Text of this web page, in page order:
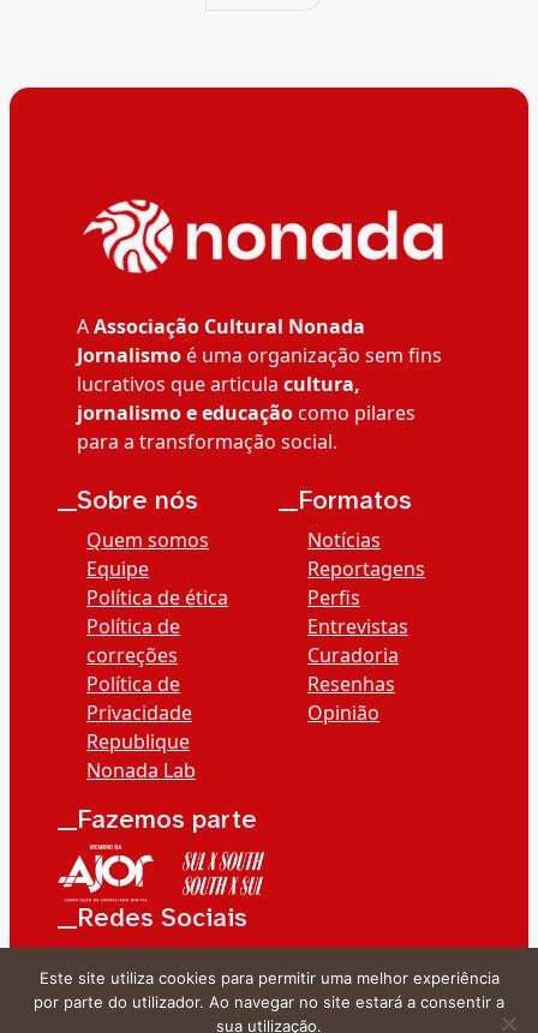
AAssociação Cultural Nonada
Jornalismoé uma organização sem fins
lucrativos que articula cultura,
jornalismo e educaçãocomo pilares
para a transformação social.
__Sobre nós
Quem somos
Equipe
Política de ética
Política de
correções
Política de
Privacidade
Republique
Nonada Lab
__Formatos
Notícias
Reportagens
Perfis
Entrevistas
Curadoria
Resenhas
Opinião
__Fazemos parte
__Redes Sociais
Este site utiliza cookies para permitir uma melhor experiência
por parte do utilizador. Ao navegar no site estará a consentir a
sua utilização.